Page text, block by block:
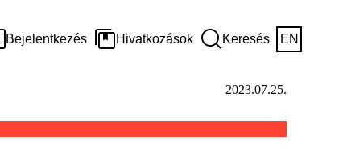
Bejelentkezés Hivatkozások Keresés EN
2023.07.25.